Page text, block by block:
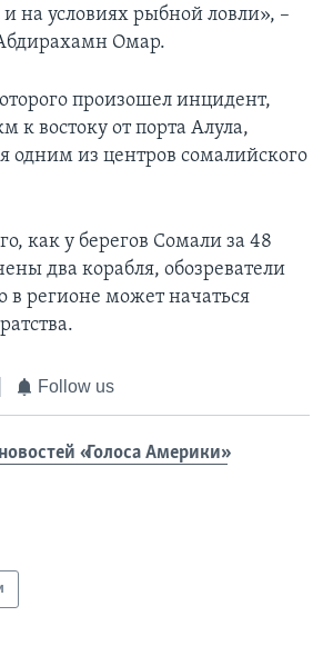
и на условиях рыбной ловли», –
Омар.
произошел инцидент,
к востоку от порта Алула,
одним из центров сомалийского
как у берегов Сомали за 48
два корабля, обозреватели
в регионе может начаться
Follow us
«Голоса Америки»